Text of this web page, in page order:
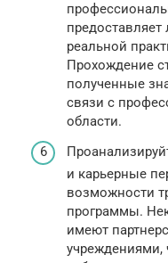
реальной
Прохождение
полученные
связи с
области.
и карьерные
возможности
программы.
имеют
учреждениями,